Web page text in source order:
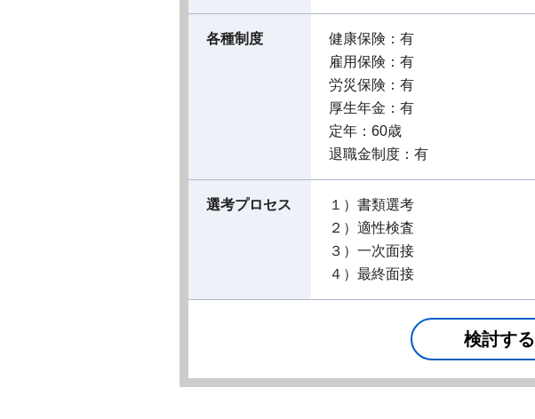
各種制度
健康保険：有
雇用保険：有
労災保険：有
厚生年金：有
定年：60歳
退職金制度：有
選考プロセス
１）書類選考
２）適性検査
３）一次面接
４）最終面接
検討する